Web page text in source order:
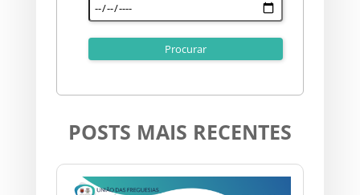
POSTS MAIS RECENTES